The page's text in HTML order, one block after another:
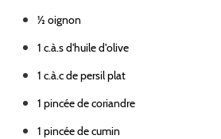
½ oignon
1 c.à.s d'huile d'olive
1 c.à.c de persil plat
1 pincée de coriandre
1 pincée de cumin